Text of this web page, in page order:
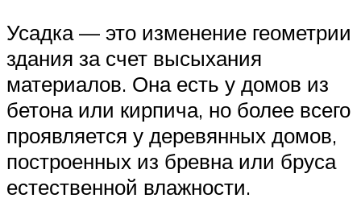
Усадка — это изменение геометрии
здания за счет высыхания
материалов. Она есть у домов из
бетона или кирпича, но более всего
проявляется у деревянных домов,
построенных из бревна или бруса
естественной влажности.